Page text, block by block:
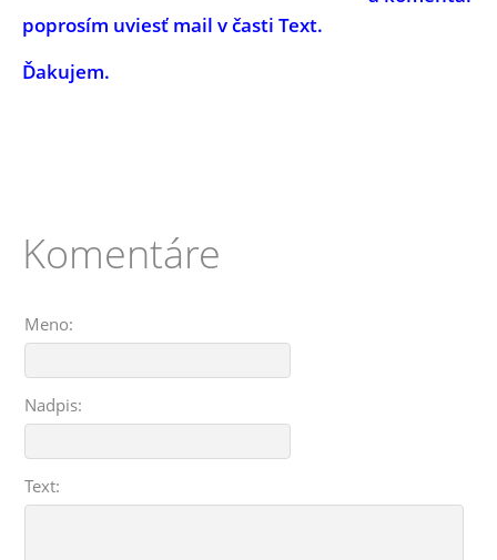
poprosím uviesť mail v časti Text.
Ďakujem.
Komentáre
Meno:
Nadpis:
Text: